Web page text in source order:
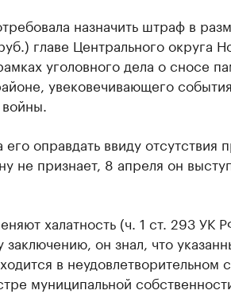
назначить штраф в
главе Центрального округа
уголовного дела о сносе
увековечивающего
оправдать ввиду отсутствия
не признает, 8 апреля он
халатность (ч. 1 ст. 293 УК
заключению, он знал, что
в неудовлетворительном
муниципальной